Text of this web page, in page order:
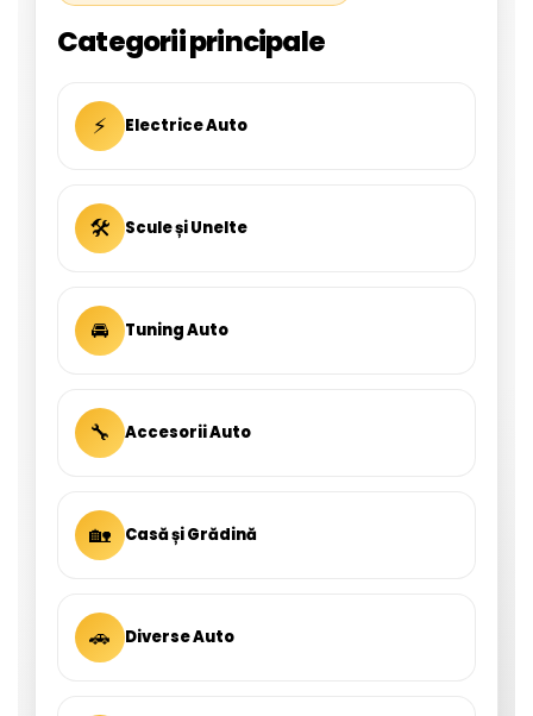
Categorii principale
⚡ Electrice Auto
🛠 Scule și Unelte
🚘 Tuning Auto
🔧 Accesorii Auto
🏡 Casă și Grădină
🚗 Diverse Auto